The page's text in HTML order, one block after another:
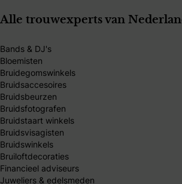
Alle trouwexperts van
Bands & DJ's
Bloemisten
Bruidegomswinkels
Bruidsaccesoires
Bruidsbeurzen
Bruidsfotografen
Bruidstaart winkels
Bruidsvisagisten
Bruidswinkels
Bruiloftdecoraties
Financieel adviseurs
Juweliers & edelsmeden